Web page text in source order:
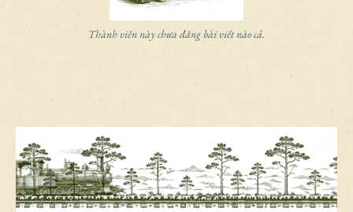
Thành viên này chưa đăng bài viết nào cả.